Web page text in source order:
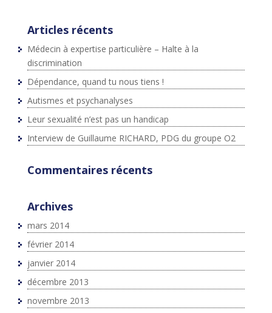
Articles récents
Médecin à expertise particulière – Halte à la
discrimination
Dépendance, quand tu nous tiens !
Autismes et psychanalyses
Leur sexualité n’est pas un handicap
Interview de Guillaume RICHARD, PDG du groupe O2
Commentaires récents
Archives
mars 2014
février 2014
janvier 2014
décembre 2013
novembre 2013